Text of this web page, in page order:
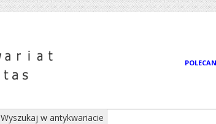
Wyszukaj w antykwariacie